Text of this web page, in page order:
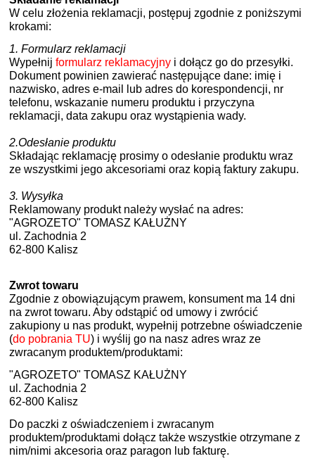
W celu złożenia reklamacji, postępuj zgodnie z poniższymi
krokami:
1. Formularz reklamacji
Wypełnij formularz reklamacyjny i dołącz go do przesyłki.
Dokument powinien zawierać następujące dane: imię i
nazwisko, adres e-mail lub adres do korespondencji, nr
telefonu, wskazanie numeru produktu i przyczyna
reklamacji, data zakupu oraz wystąpienia wady.
2.Odesłanie produktu
Składając reklamację prosimy o odesłanie produktu wraz
ze wszystkimi jego akcesoriami oraz kopią faktury zakupu.
3. Wysyłka
Reklamowany produkt należy wysłać na adres:
"AGROZETO" TOMASZ KAŁUŻNY
ul. Zachodnia 2
62-800 Kalisz
Zwrot towaru
Zgodnie z obowiązującym prawem, konsument ma 14 dni
na zwrot towaru. Aby odstąpić od umowy i zwrócić
zakupiony u nas produkt, wypełnij potrzebne oświadczenie
(do pobrania TU) i wyślij go na nasz adres wraz ze
zwracanym produktem/produktami:
"AGROZETO" TOMASZ KAŁUŻNY
ul. Zachodnia 2
62-800 Kalisz
Do paczki z oświadczeniem i zwracanym
produktem/produktami dołącz także wszystkie otrzymane z
nim/nimi akcesoria oraz paragon lub fakturę.